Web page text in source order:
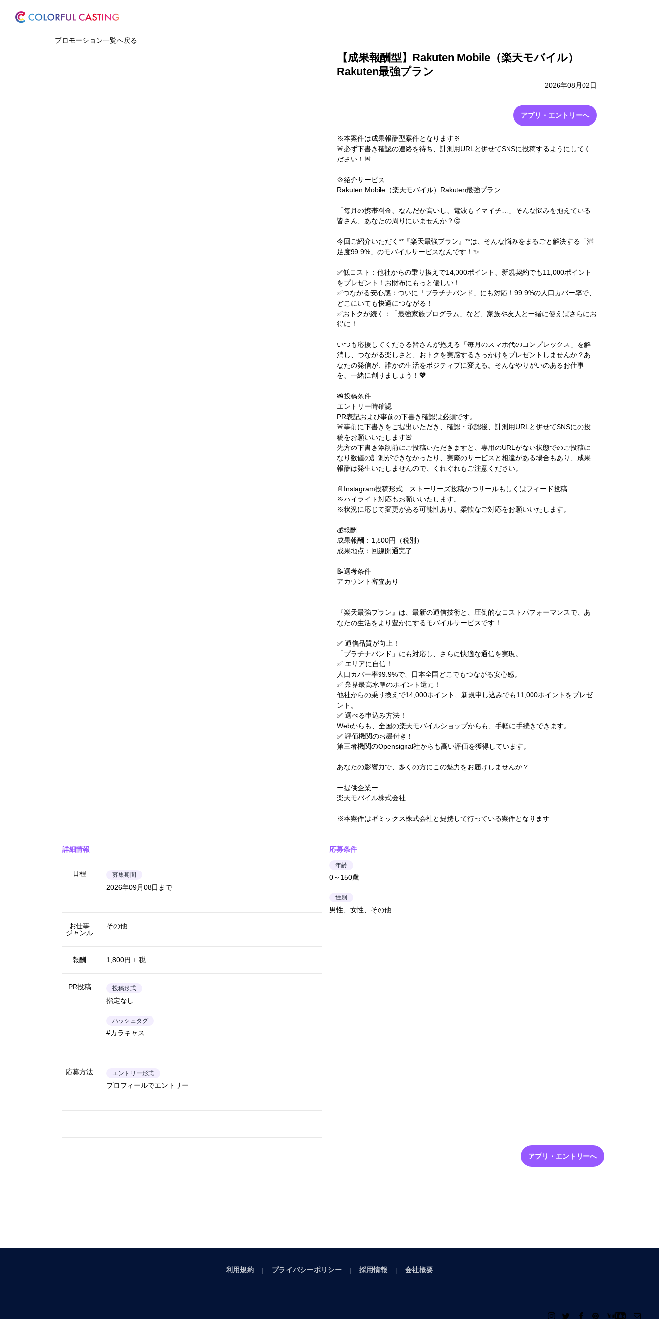
プロモーション一覧へ戻る
【成果報酬型】Rakuten Mobile（楽天モバイル）
Rakuten最強プラン
2026年08月02日
アプリ・エントリーへ
※本案件は成果報酬型案件となります※
🚨必ず下書き確認の連絡を待ち、計測用URLと併せてSNSに投稿するようにしてく
ださい！🚨
💠紹介サービス
Rakuten Mobile（楽天モバイル）Rakuten最強プラン
「毎月の携帯料金、なんだか高いし、電波もイマイチ…」そんな悩みを抱えている
皆さん、あなたの周りにいませんか？🤔
今回ご紹介いただく**『楽天最強プラン』**は、そんな悩みをまるごと解決する「満
足度99.9%」のモバイルサービスなんです！✨
✅低コスト：他社からの乗り換えで14,000ポイント、新規契約でも11,000ポイント
をプレゼント！お財布にもっと優しい！
✅つながる安心感：ついに「プラチナバンド」にも対応！99.9%の人口カバー率で、
どこにいても快適につながる！
✅おトクが続く：「最強家族プログラム」など、家族や友人と一緒に使えばさらにお
得に！
いつも応援してくださる皆さんが抱える「毎月のスマホ代のコンプレックス」を解
消し、つながる楽しさと、おトクを実感するきっかけをプレゼントしませんか？あ
なたの発信が、誰かの生活をポジティブに変える。そんなやりがいのあるお仕事
を、一緒に創りましょう！💖
📸投稿条件
エントリー時確認
PR表記および事前の下書き確認は必須です。
🚨事前に下書きをご提出いただき、確認・承認後、計測用URLと併せてSNSにの投
稿をお願いいたします🚨
先方の下書き添削前にご投稿いただきますと、専用のURLがない状態でのご投稿に
なり数値の計測ができなかったり、実際のサービスと相違がある場合もあり、成果
報酬は発生いたしませんので、くれぐれもご注意ください。
📄Instagram投稿形式：ストーリーズ投稿かつリールもしくはフィード投稿
※ハイライト対応もお願いいたします。
※状況に応じて変更がある可能性あり。柔軟なご対応をお願いいたします。
💰報酬
成果報酬：1,800円（税別）
成果地点：回線開通完了
📝選考条件
アカウント審査あり
『楽天最強プラン』は、最新の通信技術と、圧倒的なコストパフォーマンスで、あ
なたの生活をより豊かにするモバイルサービスです！
✅ 通信品質が向上！
「プラチナバンド」にも対応し、さらに快適な通信を実現。
✅ エリアに自信！
人口カバー率99.9%で、日本全国どこでもつながる安心感。
✅ 業界最高水準のポイント還元！
他社からの乗り換えで14,000ポイント、新規申し込みでも11,000ポイントをプレゼ
ント。
✅ 選べる申込み方法！
Webからも、全国の楽天モバイルショップからも、手軽に手続きできます。
✅ 評価機関のお墨付き！
第三者機関のOpensignal社からも高い評価を獲得しています。
あなたの影響力で、多くの方にこの魅力をお届けしませんか？
ー提供企業ー
楽天モバイル株式会社
※本案件はギミックス株式会社と提携して行っている案件となります
詳細情報
日程 募集期間
2026年09月08日まで
お仕事
ジャンル
その他
報酬 1,800円 + 税
PR投稿 投稿形式
指定なし
ハッシュタグ
#カラキャス
応募方法 エントリー形式
プロフィールでエントリー
応募条件
年齢
0～150歳
性別
男性、女性、その他
アプリ・エントリーへ
利用規約 プライバシーポリシー 採用情報 会社概要